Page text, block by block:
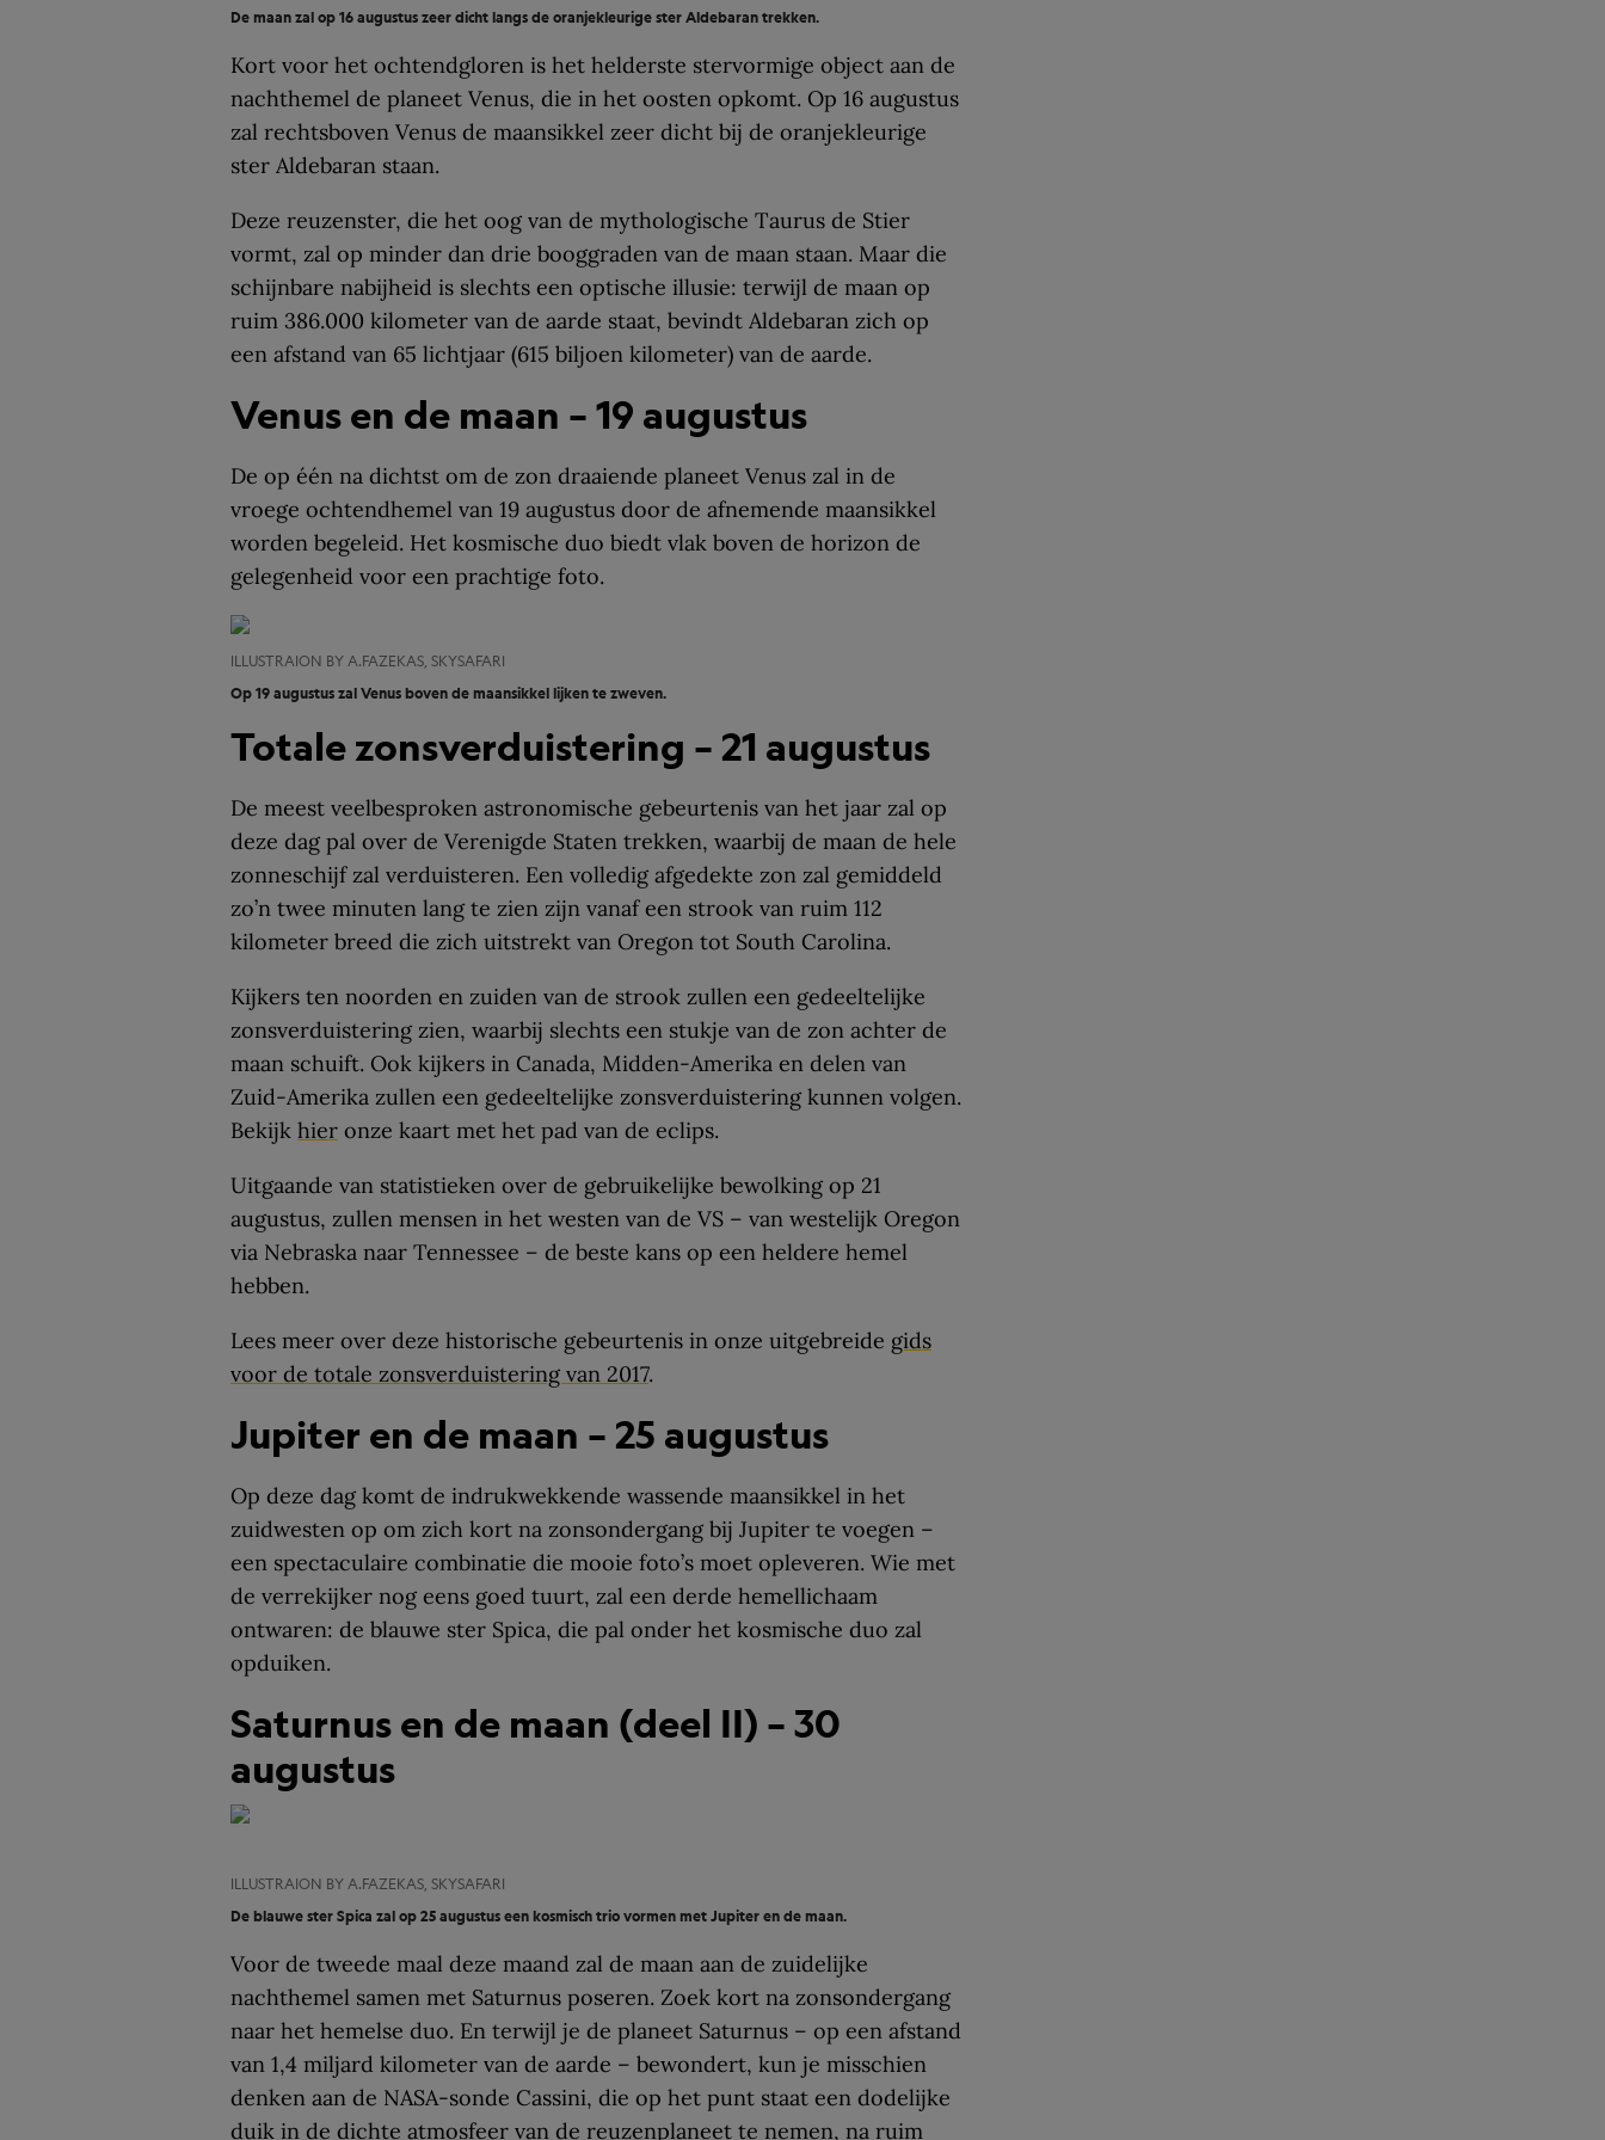
De maan zal op 16 augustus zeer dicht langs de oranjekleurige ster Aldebaran trekken.
Kort voor het ochtendgloren is het helderste stervormige object aan de
nachthemel de planeet Venus, die in het oosten opkomt. Op 16 augustus
zal rechtsboven Venus de maansikkel zeer dicht bij de oranjekleurige
ster Aldebaran staan.
Deze reuzenster, die het oog van de mythologische Taurus de Stier
vormt, zal op minder dan drie booggraden van de maan staan. Maar die
schijnbare nabijheid is slechts een optische illusie: terwijl de maan op
ruim 386.000 kilometer van de aarde staat, bevindt Aldebaran zich op
een afstand van 65 lichtjaar (615 biljoen kilometer) van de aarde.
Venus en de maan – 19 augustus
De op één na dichtst om de zon draaiende planeet Venus zal in de
vroege ochtendhemel van 19 augustus door de afnemende maansikkel
worden begeleid. Het kosmische duo biedt vlak boven de horizon de
gelegenheid voor een prachtige foto.
ILLUSTRAION BY A.FAZEKAS, SKYSAFARI
Op 19 augustus zal Venus boven de maansikkel lijken te zweven.
Totale zonsverduistering – 21 augustus
De meest veelbesproken astronomische gebeurtenis van het jaar zal op
deze dag pal over de Verenigde Staten trekken, waarbij de maan de hele
zonneschijf zal verduisteren. Een volledig afgedekte zon zal gemiddeld
zo’n twee minuten lang te zien zijn vanaf een strook van ruim 112
kilometer breed die zich uitstrekt van Oregon tot South Carolina.
Kijkers ten noorden en zuiden van de strook zullen een gedeeltelijke
zonsverduistering zien, waarbij slechts een stukje van de zon achter de
maan schuift. Ook kijkers in Canada, Midden-Amerika en delen van
Zuid-Amerika zullen een gedeeltelijke zonsverduistering kunnen volgen.
Bekijk hier onze kaart met het pad van de eclips.
Uitgaande van statistieken over de gebruikelijke bewolking op 21
augustus, zullen mensen in het westen van de VS – van westelijk Oregon
via Nebraska naar Tennessee – de beste kans op een heldere hemel
hebben.
Lees meer over deze historische gebeurtenis in onze uitgebreide gids
voor de totale zonsverduistering van 2017.
Jupiter en de maan – 25 augustus
Op deze dag komt de indrukwekkende wassende maansikkel in het
zuidwesten op om zich kort na zonsondergang bij Jupiter te voegen –
een spectaculaire combinatie die mooie foto’s moet opleveren. Wie met
de verrekijker nog eens goed tuurt, zal een derde hemellichaam
ontwaren: de blauwe ster Spica, die pal onder het kosmische duo zal
opduiken.
Saturnus en de maan (deel II) – 30
augustus
ILLUSTRAION BY A.FAZEKAS, SKYSAFARI
De blauwe ster Spica zal op 25 augustus een kosmisch trio vormen met Jupiter en de maan.
Voor de tweede maal deze maand zal de maan aan de zuidelijke
nachthemel samen met Saturnus poseren. Zoek kort na zonsondergang
naar het hemelse duo. En terwijl je de planeet Saturnus – op een afstand
van 1,4 miljard kilometer van de aarde – bewondert, kun je misschien
denken aan de NASA-sonde Cassini, die op het punt staat een dodelijke
duik in de dichte atmosfeer van de reuzenplaneet te nemen, na ruim